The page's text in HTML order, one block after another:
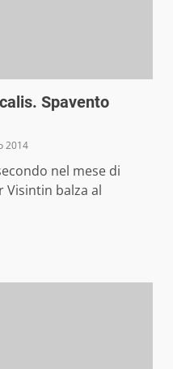
Spavento
2014
nel mese di
Visintin balza al